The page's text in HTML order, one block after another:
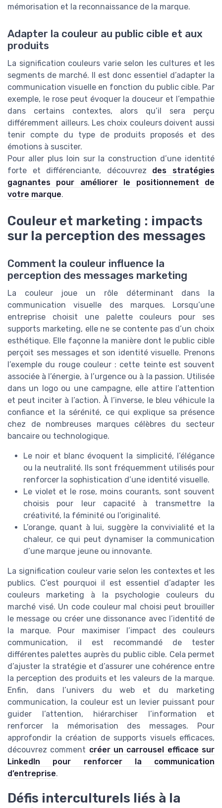
mémorisation et la reconnaissance de la marque.
Adapter la couleur au public cible et aux
produits
La signification couleurs varie selon les cultures et les
segments de marché. Il est donc essentiel d’adapter la
communication visuelle en fonction du public cible. Par
exemple, le rose peut évoquer la douceur et l’empathie
dans certains contextes, alors qu’il sera perçu
différemment ailleurs. Les choix couleurs doivent aussi
tenir compte du type de produits proposés et des
émotions à susciter.
Pour aller plus loin sur la construction d’une identité
forte et différenciante, découvrez des stratégies
gagnantes pour améliorer le positionnement de
votre marque.
Couleur et marketing : impacts
sur la perception des messages
Comment la couleur influence la
perception des messages marketing
La couleur joue un rôle déterminant dans la
communication visuelle des marques. Lorsqu’une
entreprise choisit une palette couleurs pour ses
supports marketing, elle ne se contente pas d’un choix
esthétique. Elle façonne la manière dont le public cible
perçoit ses messages et son identité visuelle. Prenons
l’exemple du rouge couleur : cette teinte est souvent
associée à l’énergie, à l’urgence ou à la passion. Utilisée
dans un logo ou une campagne, elle attire l’attention
et peut inciter à l’action. À l’inverse, le bleu véhicule la
confiance et la sérénité, ce qui explique sa présence
chez de nombreuses marques célèbres du secteur
bancaire ou technologique.
Le noir et blanc évoquent la simplicité, l’élégance
ou la neutralité. Ils sont fréquemment utilisés pour
renforcer la sophistication d’une identité visuelle.
Le violet et le rose, moins courants, sont souvent
choisis pour leur capacité à transmettre la
créativité, la féminité ou l’originalité.
L’orange, quant à lui, suggère la convivialité et la
chaleur, ce qui peut dynamiser la communication
d’une marque jeune ou innovante.
La signification couleur varie selon les contextes et les
publics. C’est pourquoi il est essentiel d’adapter les
couleurs marketing à la psychologie couleurs du
marché visé. Un code couleur mal choisi peut brouiller
le message ou créer une dissonance avec l’identité de
la marque. Pour maximiser l’impact des couleurs
communication, il est recommandé de tester
différentes palettes auprès du public cible. Cela permet
d’ajuster la stratégie et d’assurer une cohérence entre
la perception des produits et les valeurs de la marque.
Enfin, dans l’univers du web et du marketing
communication, la couleur est un levier puissant pour
guider l’attention, hiérarchiser l’information et
renforcer la mémorisation des messages. Pour
approfondir la création de supports visuels efficaces,
découvrez comment créer un carrousel efficace sur
LinkedIn pour renforcer la communication
d’entreprise.
Défis interculturels liés à la